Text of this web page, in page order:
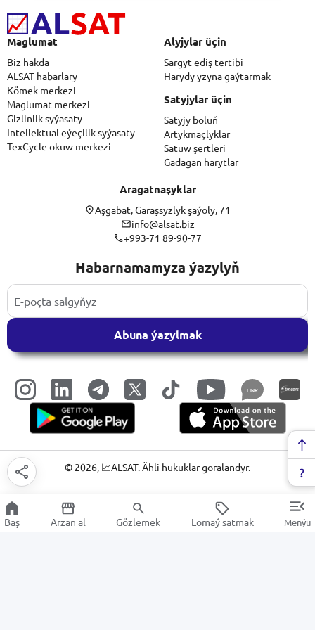
Maglumat
Biz hakda
ALSAT habarlary
Kömek merkezi
Maglumat merkezi
Gizlinlik syýasaty
Intellektual eýeçilik syýasaty
TexCycle okuw merkezi
Alyjylar üçin
Sargyt ediş tertibi
Harydy yzyna gaýtarmak
Satyjylar üçin
Satyjy boluň
Artykmaçlyklar
Satuw şertleri
Gadagan harytlar
Aragatnaşyklar
Aşgabat, Garaşsyzlyk şaýoly, 71
info@alsat.biz
+993-71 89-90-77
Habarnamamyza ýazylyň
Abuna ýazylmak
LINK
© 2026, 📈ALSAT. Ähli hukuklar goralandyr.
Baş Arzan al Gözlemek Lomaý satmak Menýu